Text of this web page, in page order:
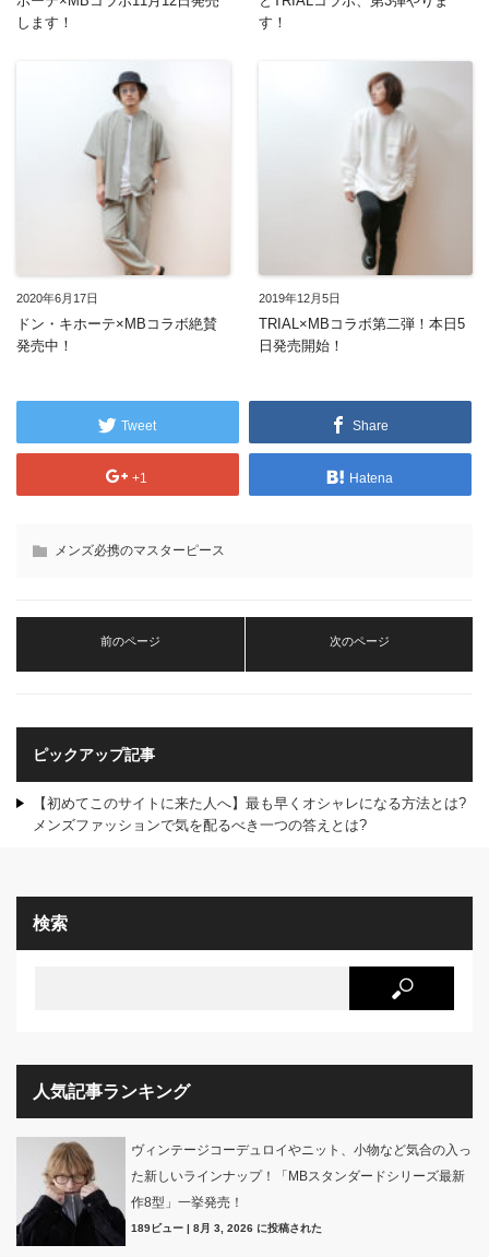
します！
す！
2020年6月17日
ドン・キホーテ×MBコラボ絶賛
発売中！
2019年12月5日
TRIAL×MBコラボ第二弾！本日5
日発売開始！
Tweet Share
+1 Hatena
メンズ必携のマスターピース
前のページ 次のページ
ピックアップ記事
【初めてこのサイトに来た人へ】最も早くオシャレになる方法とは?
メンズファッションで気を配るべき一つの答えとは?
検索
人気記事ランキング
ヴィンテージコーデュロイやニット、小物など気合の入っ
た新しいラインナップ！「MBスタンダードシリーズ最新
作8型」一挙発売！
189ビュー | 8月 3, 2026 に投稿された